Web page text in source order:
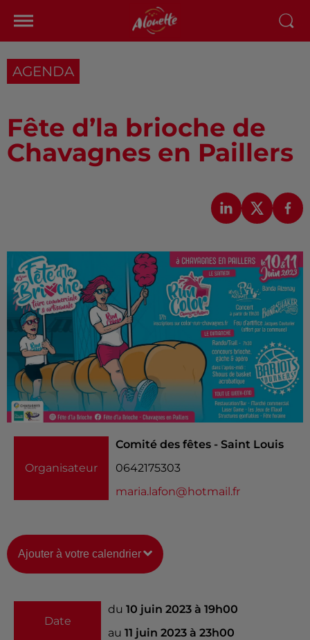
AGENDA
Fête d’la brioche de
Chavagnes en Paillers
Organisateur
Comité des fêtes - Saint Louis
0642175303
maria.lafon@hotmail.fr
Ajouter à votre calendrier
Date
du 10 juin 2023 à 19h00
au 11 juin 2023 à 23h00